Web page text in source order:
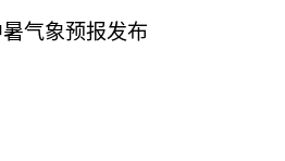
气象预报发布